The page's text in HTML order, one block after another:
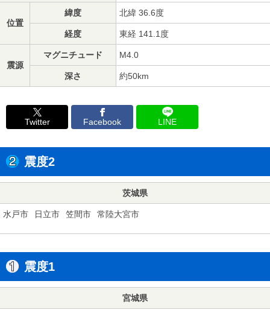
位置
緯度 北緯 36.6度
経度 東経 141.1度
震源
マグニチュード M4.0
深さ 約50km
Twitter Facebook LINE
震度2
茨城県
水戸市 日立市 笠間市 常陸大宮市
震度1
宮城県